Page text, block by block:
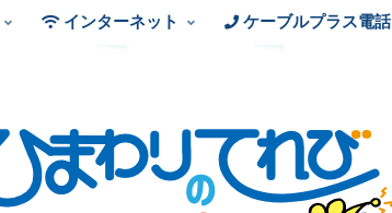
インターネット ケーブルプラス電話